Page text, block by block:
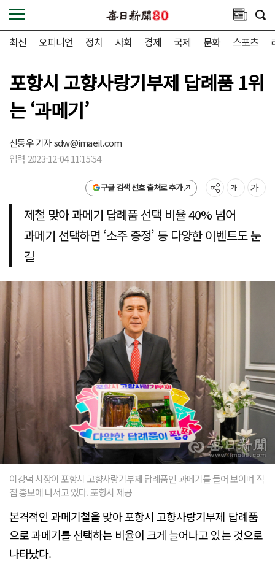
최신 오피니언 정치 사회 경제 국제 문화 스포츠
포항시 고향사랑기부제 답례품 1위
는 ‘과메기’
신동우 기자sdw@imaeil.com
입력 2023-12-04 11:15:54
구글 검색 선호 출처로 추가
제철 맞아 과메기 답례품 선택 비율 40% 넘어
과메기 선택하면 ‘소주 증정’ 등 다양한 이벤트도 눈
길
이강덕 시장이 포항시 고향사랑기부제 답례품인 과메기를 들어 보이며 직
접 홍보에 나서고 있다. 포항시 제공
본격적인 과메기철을 맞아 포항시 고향사랑기부제 답례품
으로 과메기를 선택하는 비율이 크게 늘어나고 있는 것으로
나타났다.